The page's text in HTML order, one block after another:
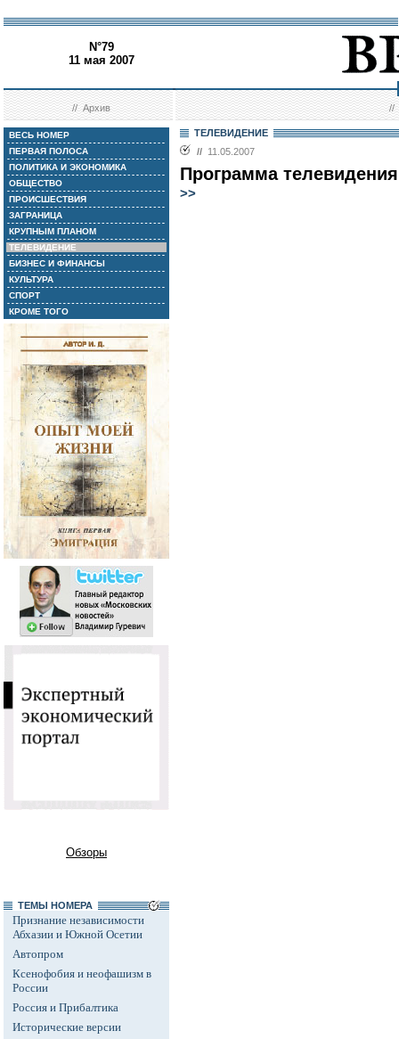
N°79
11 мая 2007
//Архив //
ВЕСЬ НОМЕР
ПЕРВАЯ ПОЛОСА
ПОЛИТИКА И ЭКОНОМИКА
ОБЩЕСТВО
ПРОИСШЕСТВИЯ
ЗАГРАНИЦА
КРУПНЫМ ПЛАНОМ
ТЕЛЕВИДЕНИЕ
БИЗНЕС И ФИНАНСЫ
КУЛЬТУРА
СПОРТ
КРОМЕ ТОГО
Обзоры
ТЕМЫ НОМЕРА
Признание независимости
Абхазии и Южной Осетии
Автопром
Ксенофобия и неофашизм в
России
Россия и Прибалтика
Исторические версии
ТЕЛЕВИДЕНИЕ
// 11.05.2007
Программа
>>